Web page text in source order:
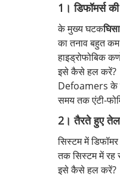
1। डिफॉमर्स की
के मुख्य घटक
का तनाव बहुत
हाइड्रोफोबिक
इसे कैसे हल करें?
Defoamers के
समय तक एंटी-
2। तैरते हुए
सिस्टम में
तक सिस्टम में रह
इसे कैसे हल करें?